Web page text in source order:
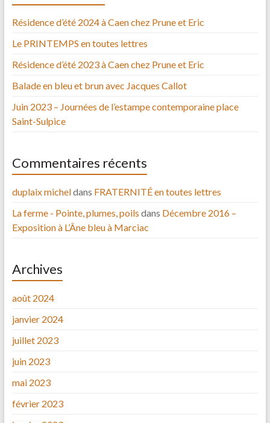
Résidence d’été 2024 à Caen chez Prune et Eric
Le PRINTEMPS en toutes lettres
Résidence d’été 2023 à Caen chez Prune et Eric
Balade en bleu et brun avec Jacques Callot
Juin 2023 – Journées de l’estampe contemporaine place
Saint-Sulpice
Commentaires récents
duplaix micheldans FRATERNITÉ en toutes lettres
La ferme - Pointe, plumes, poils dans Décembre 2016 –
Exposition à L’Âne bleu à Marciac
Archives
août 2024
janvier 2024
juillet 2023
juin 2023
mai 2023
février 2023